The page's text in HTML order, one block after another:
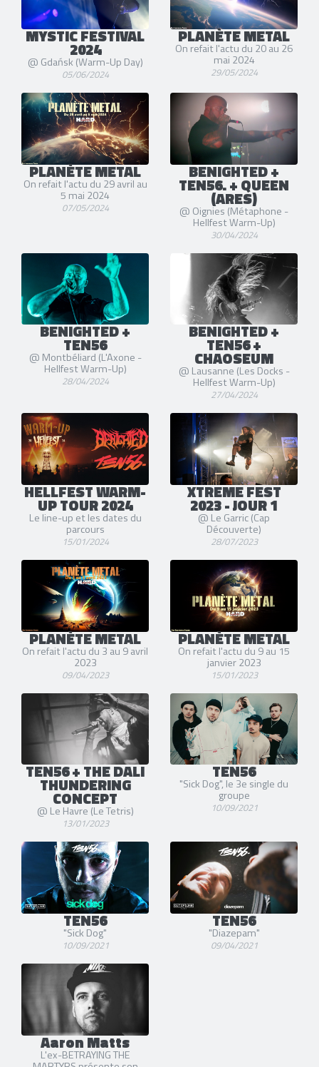
MYSTIC FESTIVAL
2024
@ Gdańsk (Warm-Up Day)
05/06/2024
PLANÈTE METAL
On refait l'actu du 20 au 26
mai 2024
29/05/2024
PLANÈTE METAL
On refait l'actu du 29 avril au
5 mai 2024
07/05/2024
BENIGHTED +
TEN56. + QUEEN
(ARES)
@ Oignies (Métaphone -
Hellfest Warm-Up)
30/04/2024
BENIGHTED +
TEN56
@ Montbéliard (L'Axone -
Hellfest Warm-Up)
28/04/2024
BENIGHTED +
TEN56 +
CHAOSEUM
@ Lausanne (Les Docks -
Hellfest Warm-Up)
27/04/2024
HELLFEST WARM-
UP TOUR 2024
Le line-up et les dates du
parcours
15/01/2024
XTREME FEST
2023 - JOUR 1
@ Le Garric (Cap
Découverte)
28/07/2023
PLANÈTE METAL
On refait l'actu du 3 au 9 avril
2023
09/04/2023
PLANÈTE METAL
On refait l'actu du 9 au 15
janvier 2023
15/01/2023
TEN56 + THE DALI
THUNDERING
CONCEPT
@ Le Havre (Le Tetris)
13/01/2023
TEN56
"Sick Dog", le 3e single du
groupe
10/09/2021
TEN56
"Sick Dog"
10/09/2021
TEN56
"Diazepam"
09/04/2021
Aaron Matts
L'ex-BETRAYING THE